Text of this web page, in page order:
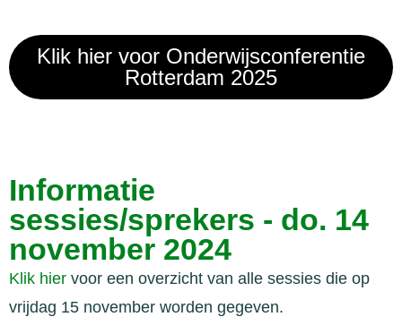
Klik hier voor Onderwijsconferentie
Rotterdam 2025
Informatie
sessies/sprekers - do. 14
november 2024
Klik hier voor een overzicht van alle sessies die op
vrijdag 15 november worden gegeven.